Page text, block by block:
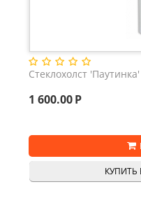
Стеклохолст
1 600.00Р
КУПИТЬ